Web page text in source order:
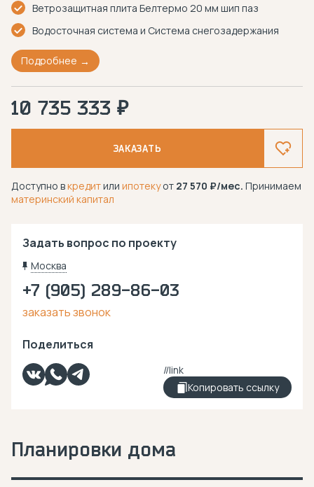
Ветрозащитная плита Белтермо 20 мм шип паз
Водосточная система и Система снегозадержания
Подробнее
10 735 333 ₽
ЗАКАЗАТЬ
Доступно вкредитили ипотекуот 27 570 /мес. Принимаем
материнский капитал
Задать вопрос по проекту
Москва
+7 (905) 289-86-03
заказать звонок
Поделиться
Копировать ссылку
Планировки дома